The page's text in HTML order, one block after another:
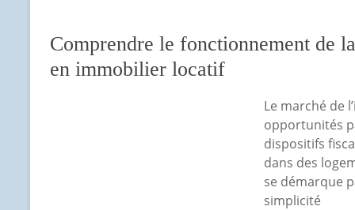
Comprendre le fonctionnement de
en immobilier locatif
Le marché de
opportunités
dispositifs
dans des
se démarque
simplicité